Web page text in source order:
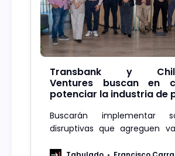
Transbank y
Ventures buscan en
potenciar la industria de
Buscarán implementar
disruptivas que agreguen